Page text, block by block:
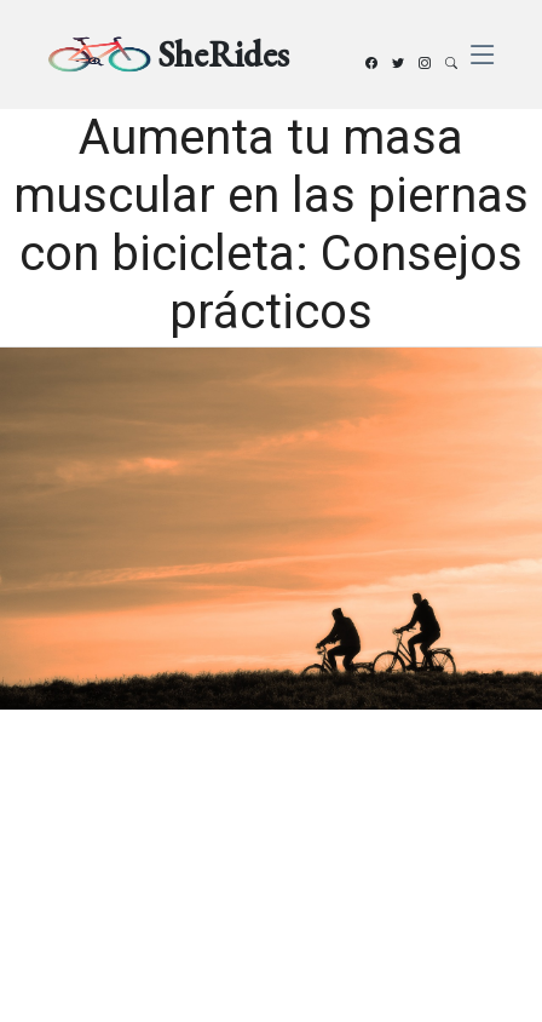
SheRides
Aumenta tu masa
muscular en las piernas
con bicicleta: Consejos
prácticos